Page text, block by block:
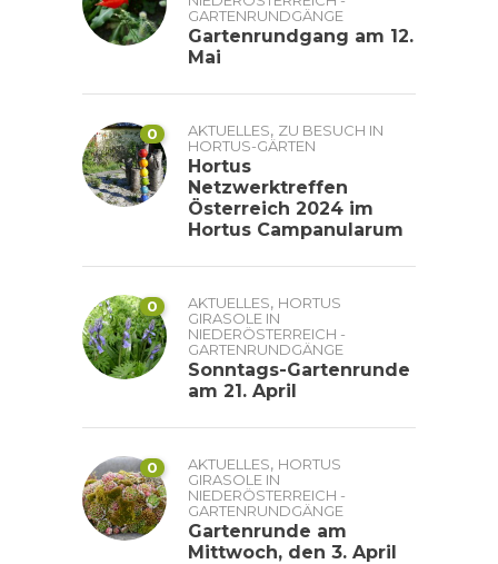
GARTENRUNDGÄNGE
Gartenrundgang am 12.
Mai
0 AKTUELLES, ZU BESUCH IN
HORTUS-GÄRTEN
Hortus
Netzwerktreffen
Österreich 2024 im
Hortus Campanularum
0 AKTUELLES, HORTUS
GIRASOLE IN
NIEDERÖSTERREICH -
GARTENRUNDGÄNGE
Sonntags-Gartenrunde
am 21. April
0 AKTUELLES, HORTUS
GIRASOLE IN
NIEDERÖSTERREICH -
GARTENRUNDGÄNGE
Gartenrunde am
Mittwoch, den 3. April